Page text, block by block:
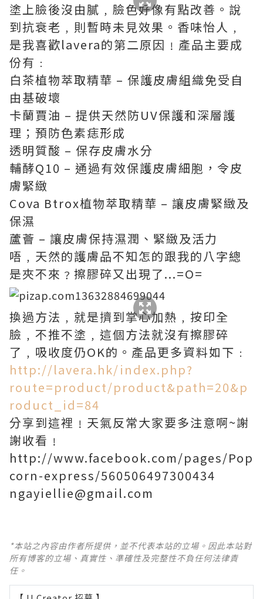
塗上臉後沒由膩﹐臉色好像有點改善。說
到抗衰老﹐則暫時未見效果。香味怡人﹐
是我喜歡lavera的第二原因﹗產品主要成
份有﹕
白茶植物萃取精華 – 保護皮膚組織免受自
由基破壞
卡蘭賈油 – 提供天然防UV保護和深層護
理；預防色素痣形成
透明質酸 – 保存皮膚水分
輔酵Q10 – 通過有效保護皮膚細胞，令皮
膚緊緻
Cova Btrox植物萃取精華 – 讓皮膚緊緻及
保濕
蘆薈 – 讓皮膚保持濕潤、緊緻及活力
唔﹐天然的護膚品不知怎的跟我的八字總
是夾不來﹖擦膠碎又出現了...=O=
換過方法﹐就是擠到掌心加熱﹐按印全
臉﹐不推不塗﹐這個方法就沒有擦膠碎
了﹐吸收度仍OK的。產品更多資料如下﹕
http://lavera.hk/index.php?
route=product/product&path=20&p
roduct_id=84
分享到這裡﹗天氣反常大家要多注意啊~謝
謝收看﹗
http://www.facebook.com/pages/Pop
corn-express/560506497300434
ngayiellie@gmail.com
*本站之內容由作者所提供，並不代表本站的立場。因此本站對
所有博客的立場、真實性、準確性及完整性不負任何法律責
任。